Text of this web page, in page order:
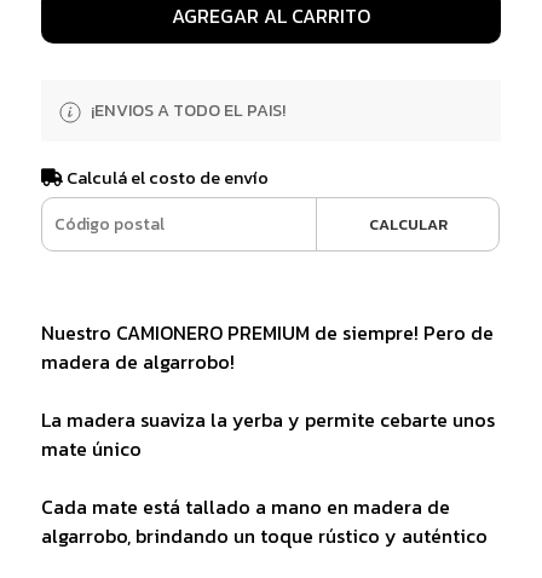
AGREGAR AL CARRITO
¡ENVIOS A TODO EL PAIS!
Calculá el costo de envío
CALCULAR
Nuestro CAMIONERO PREMIUM de siempre! Pero de
madera de algarrobo!
La madera suaviza la yerba y permite cebarte unos
mate único
Cada mate está tallado a mano en madera de
algarrobo, brindando un toque rústico y auténtico